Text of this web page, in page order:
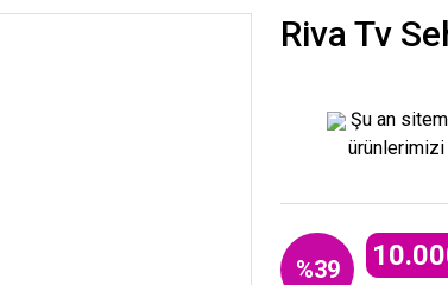
Riva Tv
Şu an
%39